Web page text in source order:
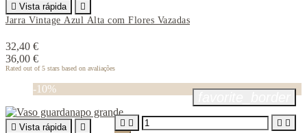
 Vista rápida

Jarra Vintage Azul Alta com Flores Vazadas
32,40 €
36,00 €
Rated out of 5 stars based on avaliações
-10%
 Vista rápida

   